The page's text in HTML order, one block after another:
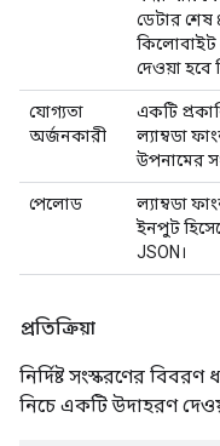
ডেটার শেষ
দেওয়া হবে
যোগ্যতা
অর্জনকারী
একটি
ল্যাম্বডা
উপনামের
পেলোড
ল্যাম্বডা
ইনপুট
JSON।
প্রতিক্রিয়া
নির্দিষ্ট সংস্করণের
নিচে একটি উদাহরণ